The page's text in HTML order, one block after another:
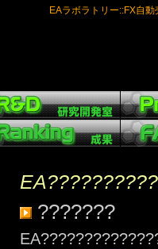
EAラボラトリー::FX自
EA??????????
???????